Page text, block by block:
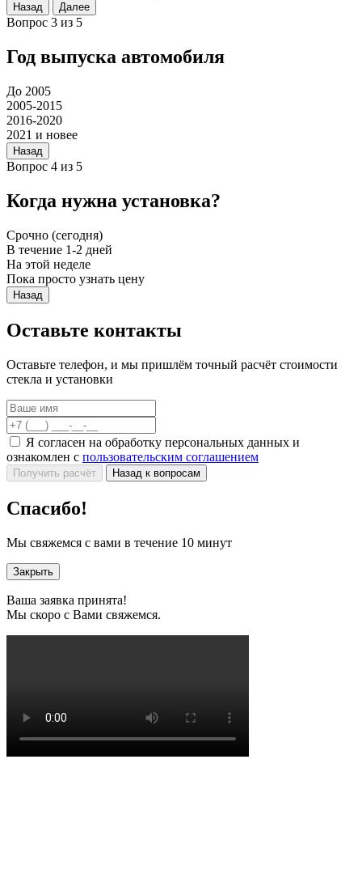
Назад Далее
Вопрос 3 из 5
Год выпуска автомобиля
До 2005
2005-2015
2016-2020
2021 и новее
Назад
Вопрос 4 из 5
Когда нужна установка?
Срочно (сегодня)
В течение 1-2 дней
На этой неделе
Пока просто узнать цену
Назад
Оставьте контакты
Оставьте телефон, и мы пришлём точный расчёт стоимости
стекла и установки
Я согласен на обработку персональных данных и
ознакомлен с пользовательским соглашением
Получить расчёт Назад к вопросам
Спасибо!
Мы свяжемся с вами в течение 10 минут
Закрыть
Ваша заявка принята!
Мы скоро с Вами свяжемся.